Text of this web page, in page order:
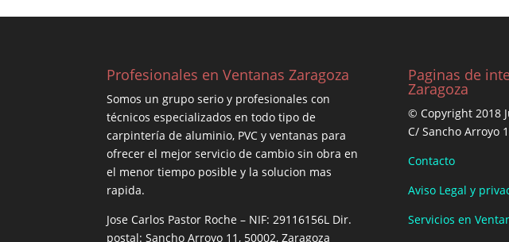
Profesionales en Ventanas Zaragoza
Somos un grupo serio y profesionales con
técnicos especializados en todo tipo de
carpintería de aluminio, PVC y ventanas para
ofrecer el mejor servicio de cambio sin obra en
el menor tiempo posible y la solucion mas
rapida.
Jose Carlos Pastor Roche – NIF: 29116156L Dir.
postal: Sancho Arroyo 11, 50002, Zaragoza
Paginas de
Zaragoza
© Copyright 2018
C/ Sancho Arroyo
Contacto
Aviso Legal y
Servicios en